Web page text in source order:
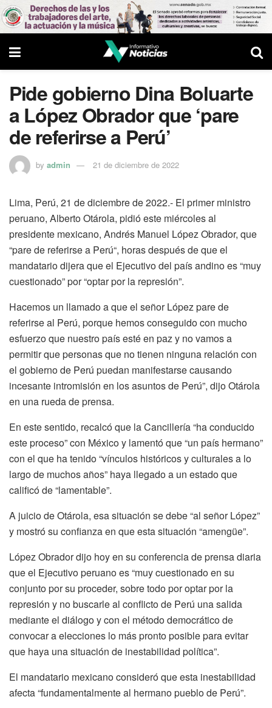
Pide gobierno Dina Boluarte
a López Obrador que ‘pare
de referirse a Perú’
by admin 21 de diciembre de 2022
Lima, Perú, 21 de diciembre de 2022.- El primer ministro
peruano, Alberto Otárola, pidió este miércoles al
presidente mexicano, Andrés Manuel López Obrador, que
“pare de referirse a Perú“, horas después de que el
mandatario dijera que el Ejecutivo del país andino es “muy
cuestionado” por “optar por la represión”.
Hacemos un llamado a que el señor López pare de
referirse al Perú, porque hemos conseguido con mucho
esfuerzo que nuestro país esté en paz y no vamos a
permitir que personas que no tienen ninguna relación con
el gobierno de Perú puedan manifestarse causando
incesante intromisión en los asuntos de Perú”, dijo Otárola
en una rueda de prensa.
En este sentido, recalcó que la Cancillería “ha conducido
este proceso” con México y lamentó que “un país hermano”
con el que ha tenido “vínculos históricos y culturales a lo
largo de muchos años” haya llegado a un estado que
calificó de “lamentable”.
A juicio de Otárola, esa situación se debe “al señor López”
y mostró su confianza en que esta situación “amengüe”.
López Obrador dijo hoy en su conferencia de prensa diaria
que el Ejecutivo peruano es “muy cuestionado en su
conjunto por su proceder, sobre todo por optar por la
represión y no buscarle al conflicto de Perú una salida
mediante el diálogo y con el método democrático de
convocar a elecciones lo más pronto posible para evitar
que haya una situación de inestabilidad política”.
El mandatario mexicano consideró que esta inestabilidad
afecta “fundamentalmente al hermano pueblo de Perú”.